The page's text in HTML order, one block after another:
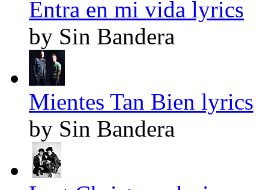
Entra en mi vida lyrics
by Sin Bandera
Mientes Tan Bien lyrics
by Sin Bandera